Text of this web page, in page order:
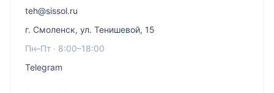
teh@sissol.ru
г. Смоленск, ул. Тенишевой, 15
Пн–Пт · 8:00–18:00
Telegram